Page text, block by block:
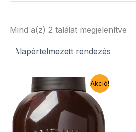
Mind a(z) 2 találat megjelenítve
Akció!